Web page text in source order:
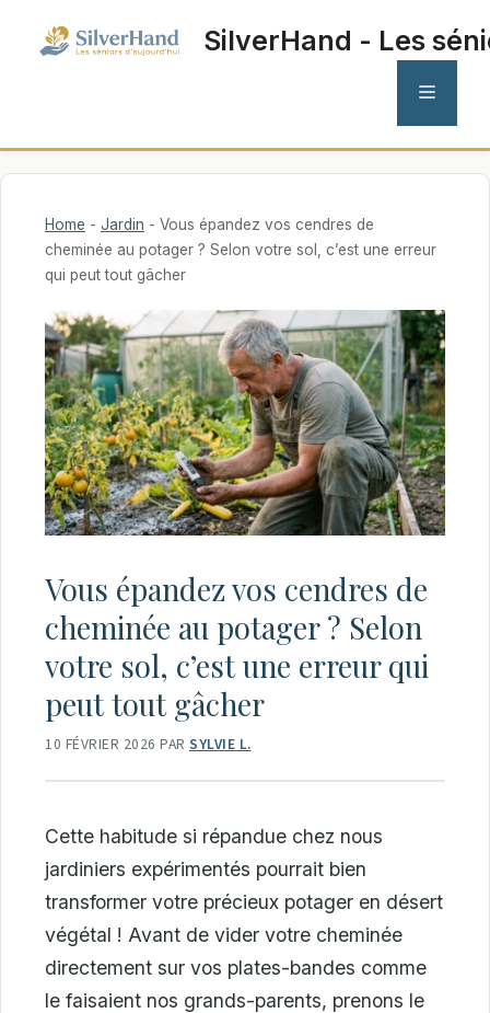
SilverHand - Les
MENU
Home - Jardin - Vous épandez vos cendres de
cheminée au potager ? Selon votre sol, c’est une erreur
qui peut tout gâcher
Vous épandez vos cendres de
cheminée au potager ? Selon
votre sol, c’est une erreur qui
peut tout gâcher
10 FÉVRIER 2026 PAR SYLVIE L.
Cette habitude si répandue chez nous
jardiniers expérimentés pourrait bien
transformer votre précieux potager en désert
végétal ! Avant de vider votre cheminée
directement sur vos plates-bandes comme
le faisaient nos grands-parents, prenons le